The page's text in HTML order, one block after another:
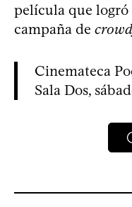
película que
campaña de
Cinemateca
Sala Dos,